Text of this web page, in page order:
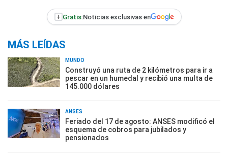
+ Gratis:Noticias exclusivas en
MÁS LEÍDAS
MUNDO
Construyó una ruta de 2 kilómetros para ir a
pescar en un humedal y recibió una multa de
145.000 dólares
ANSES
Feriado del 17 de agosto: ANSES modificó el
esquema de cobros para jubilados y
pensionados